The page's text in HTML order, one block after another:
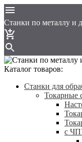
Cтанки по металлу и
Каталог товаров:
Станки для
Токарные
с